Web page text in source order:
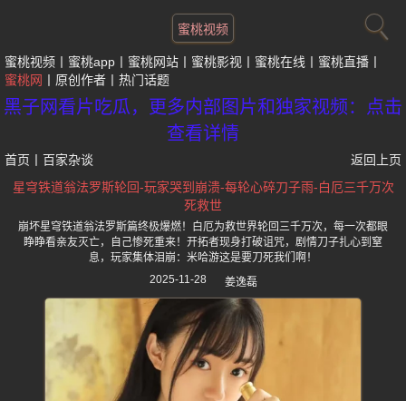
蜜桃视频
蜜桃视频 蜜桃app 蜜桃网站 蜜桃影视 蜜桃在线
蜜桃直播
蜜桃网
原创作者 热门话题
黑子网看片吃瓜，更多内部图片和独家视频：点击
查看详情
首页 百家杂谈
返回上页
星穹铁道翁法罗斯轮回-玩家哭到崩溃-每轮心碎刀子雨-白厄三千万次
死救世
崩坏星穹铁道翁法罗斯篇终极爆燃！白厄为救世界轮回三千万次，每一次都眼
睁睁看亲友灭亡，自己惨死重来！开拓者现身打破诅咒，剧情刀子扎心到窒
息，玩家集体泪崩：米哈游这是要刀死我们啊！
2025-11-28
姜逸磊